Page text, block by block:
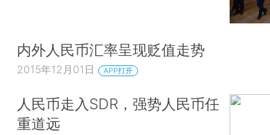
内外人民币汇率呈现贬值走势
2015年12月01日 APP打开
人民币走入SDR，强势人民币任
重道远